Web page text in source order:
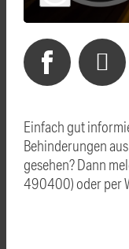
Einfach gut
Behinderungen
gesehen? Dann
490400) oder per